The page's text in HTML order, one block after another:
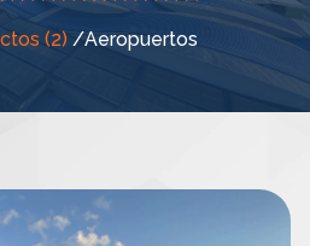
(2)/Aeropuertos